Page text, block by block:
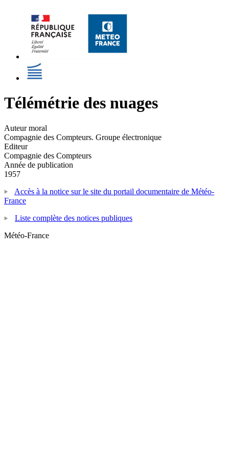
Télémétrie des nuages
Auteur moral
Compagnie des Compteurs. Groupe électronique
Editeur
Compagnie des Compteurs
Année de publication
1957
Accès à la notice sur le site du portail documentaire de Météo-
France
Liste complète des notices publiques
Météo-France